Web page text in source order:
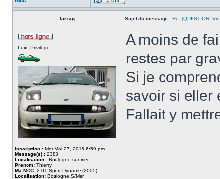
Tarzag Sujet du message : Re: [QUESTION]
Luxe Privilège
Inscription : Mer Mai 27, 2015 6:59 pm
Message(s) : 2383
Localisation : Boulogne sur mer
Prenom: Thierry
Ma MCC: 2.0T Sport Dyname (2005)
Localisation: Boulogne S/Mer
A moins de
restes par
Si je
savoir si eller
Fallait y